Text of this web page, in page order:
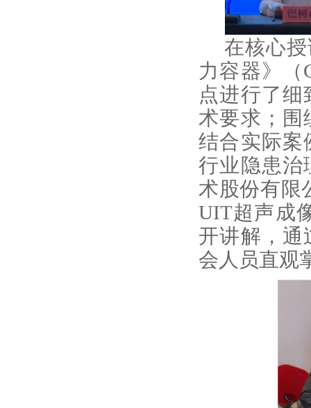
在核心
力容器》（
点进行了细
术要求；围
结合实际案
行业隐患治
术股份有限
UIT超声成
开讲解，通
会人员直观